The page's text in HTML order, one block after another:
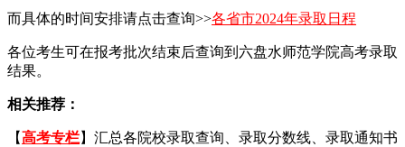
而具体的时间安排请点击查询>>各省市2024年录取日程
各位考生可在报考批次结束后查询到六盘水师范学院高考录取
结果。
相关推荐：
【高考专栏】汇总各院校录取查询、录取分数线、录取通知书